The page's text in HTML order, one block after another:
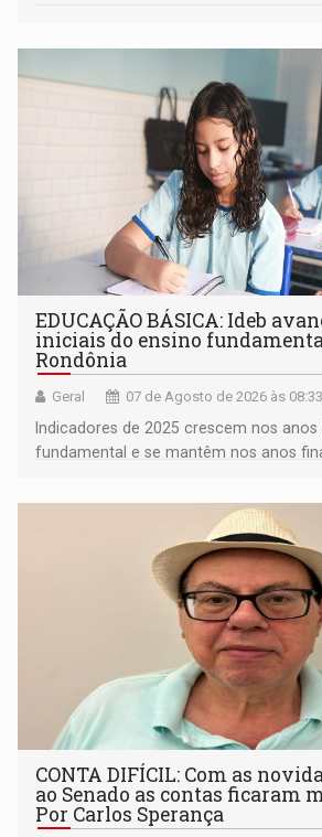
EDUCAÇÃO BÁSICA: Ideb
iniciais do ensino
Rondônia
Geral 07 de Agosto de 2026 às 08:33
Indicadores de 2025 crescem nos
fundamental e se mantêm nos anos
CONTA DIFÍCIL: Com as
ao Senado as contas ficaram
Por Carlos Sperança